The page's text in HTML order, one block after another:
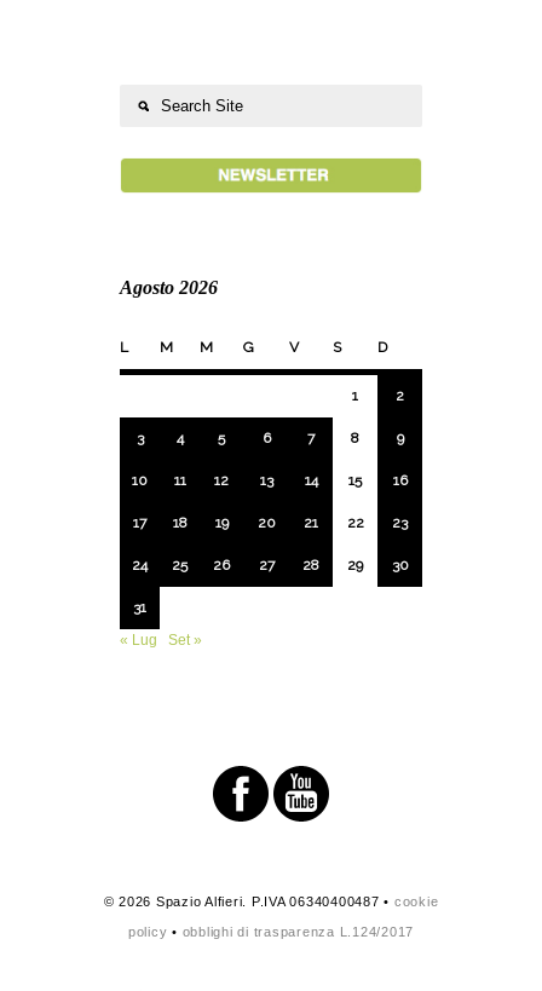
Agosto 2026
L M M G V S D
1 2
3 4 5 6 7 8 9
10 11 12 13 14 15 16
17 18 19 20 21 22 23
24 25 26 27 28 29 30
31
« Lug
Set »
© 2026 Spazio Alfieri. P.IVA 06340400487 • cookie
policy • obblighi di trasparenza L.124/2017